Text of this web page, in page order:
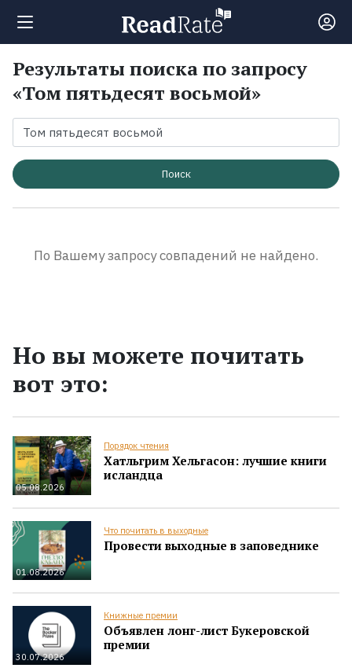
Поиск
Новости
Рейтинги
Результаты поиска по запросу
«Том пятьдесят восьмой»
Поиск
По Вашему запросу совпадений не найдено.
Но вы можете почитать
вот это:
05.08.2026
Порядок чтения
Хатльгрим Хельгасон: лучшие книги
исландца
01.08.2026
Что почитать в выходные
Провести выходные в заповеднике
30.07.2026
Книжные премии
Объявлен лонг-лист Букеровской
премии